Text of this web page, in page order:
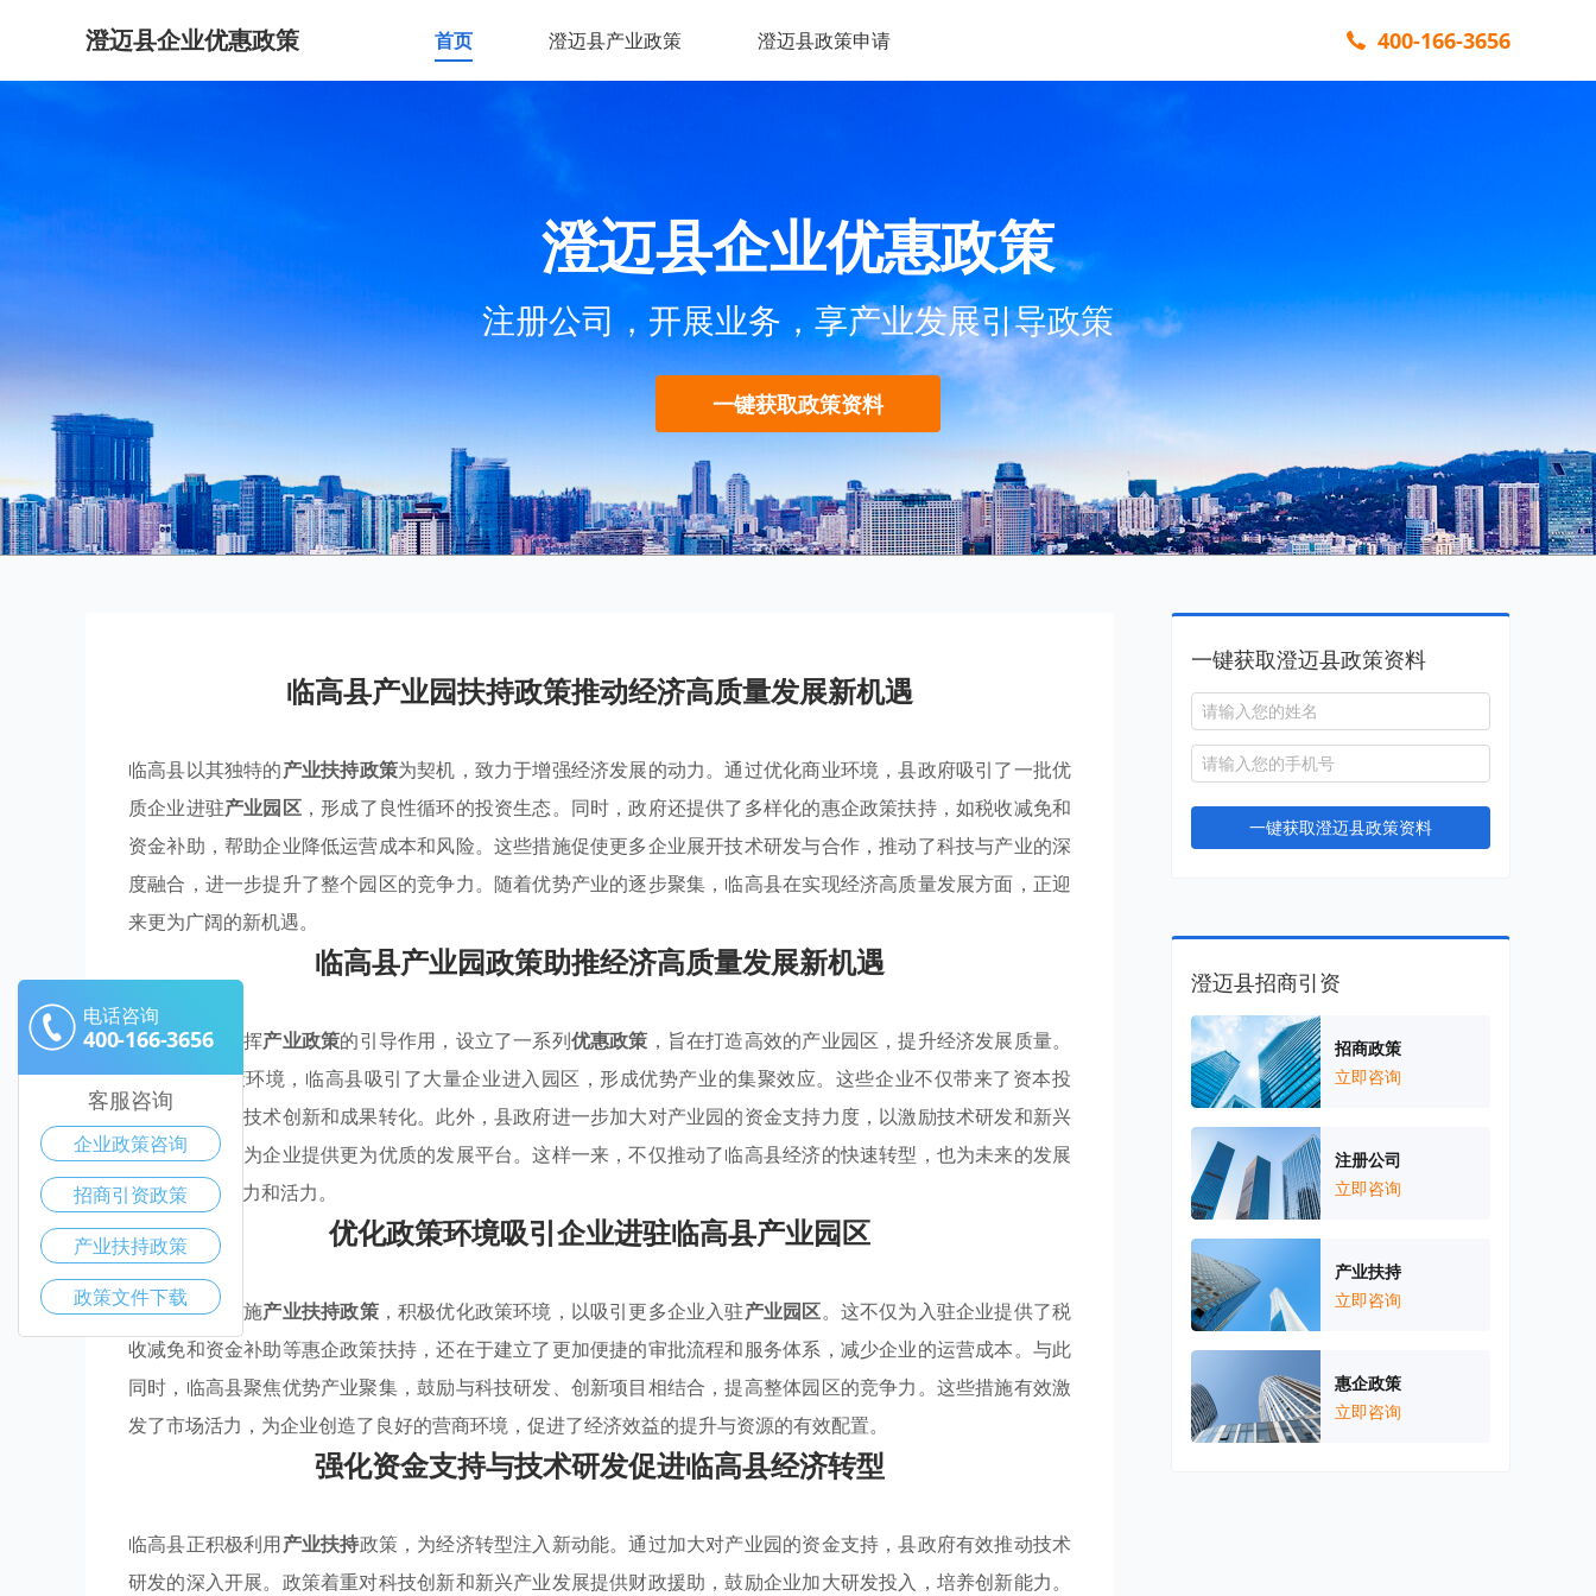
澄迈县企业优惠政策 首页 澄迈县产业政策 澄迈县政策申请 400-166-3656
澄迈县企业优惠政策
注册公司，开展业务，享产业发展引导政策
一键获取政策资料
临高县产业园扶持政策推动经济高质量发展新机遇
临高县以其独特的产业扶持政策为契机，致力于增强经济发展的动力。通过优化商业环境，县政府吸引了一批优
质企业进驻产业园区，形成了良性循环的投资生态。同时，政府还提供了多样化的惠企政策扶持，如税收减免和
资金补助，帮助企业降低运营成本和风险。这些措施促使更多企业展开技术研发与合作，推动了科技与产业的深
度融合，进一步提升了整个园区的竞争力。随着优势产业的逐步聚集，临高县在实现经济高质量发展方面，正迎
来更为广阔的新机遇。
临高县产业园政策助推经济高质量发展新机遇
临高县积极发挥产业政策的引导作用，设立了一系列优惠政策 ，旨在打造高效的产业园区，提升经济发展质量。
通过优化政策环境，临高县吸引了大量企业进入园区，形成优势产业的集聚效应。这些企业不仅带来了资本投
入，还推动了技术创新和成果转化。此外，县政府进一步加大对产业园的资金支持力度，以激励技术研发和新兴
项目的落地，为企业提供更为优质的发展平台。这样一来，不仅推动了临高县经济的快速转型，也为未来的发展
注入了新的动力和活力。
优化政策环境吸引企业进驻临高县产业园区
临高县通过实施产业扶持政策，积极优化政策环境，以吸引更多企业入驻产业园区。这不仅为入驻企业提供了税
收减免和资金补助等惠企政策扶持，还在于建立了更加便捷的审批流程和服务体系，减少企业的运营成本。与此
同时，临高县聚焦优势产业聚集，鼓励与科技研发、创新项目相结合，提高整体园区的竞争力。这些措施有效激
发了市场活力，为企业创造了良好的营商环境，促进了经济效益的提升与资源的有效配置。
强化资金支持与技术研发促进临高县经济转型
临高县正积极利用产业扶持政策，为经济转型注入新动能。通过加大对产业园的资金支持，县政府有效推动技术
研发的深入开展。政策着重对科技创新和新兴产业发展提供财政援助，鼓励企业加大研发投入，培养创新能力。
一键获取澄迈县政策资料
一键获取澄迈县政策资料
澄迈县招商引资
招商政策
立即咨询
注册公司
立即咨询
产业扶持
立即咨询
惠企政策
立即咨询
电话咨询
400-166-3656
客服咨询
企业政策咨询
招商引资政策
产业扶持政策
政策文件下载